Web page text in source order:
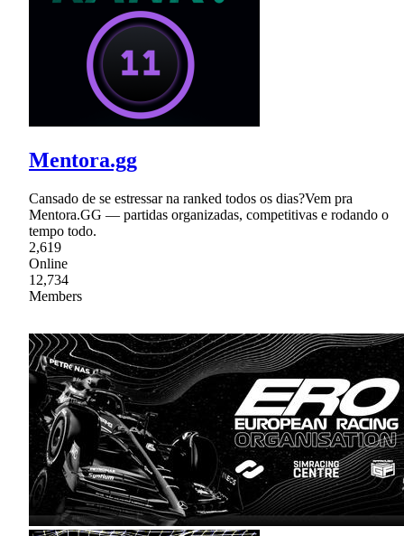
Mentora.gg
Cansado de se estressar na ranked todos os dias?Vem pra
Mentora.GG — partidas organizadas, competitivas e rodando o
tempo todo.
2,619
Online
12,734
Members